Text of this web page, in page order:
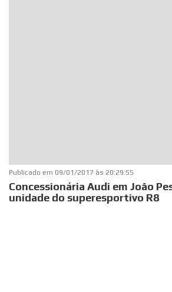
Publicado em 09/01/2017 às 20:29:55
Concessionária Audi em João
unidade do superesportivo R8